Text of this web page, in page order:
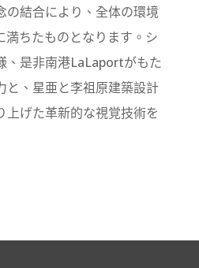
の結合により、全体の環境
満ちたものとなります。シ
、是非南港LaLaportがもた
と、星亜と李祖原建築設計
上げた革新的な視覚技術を